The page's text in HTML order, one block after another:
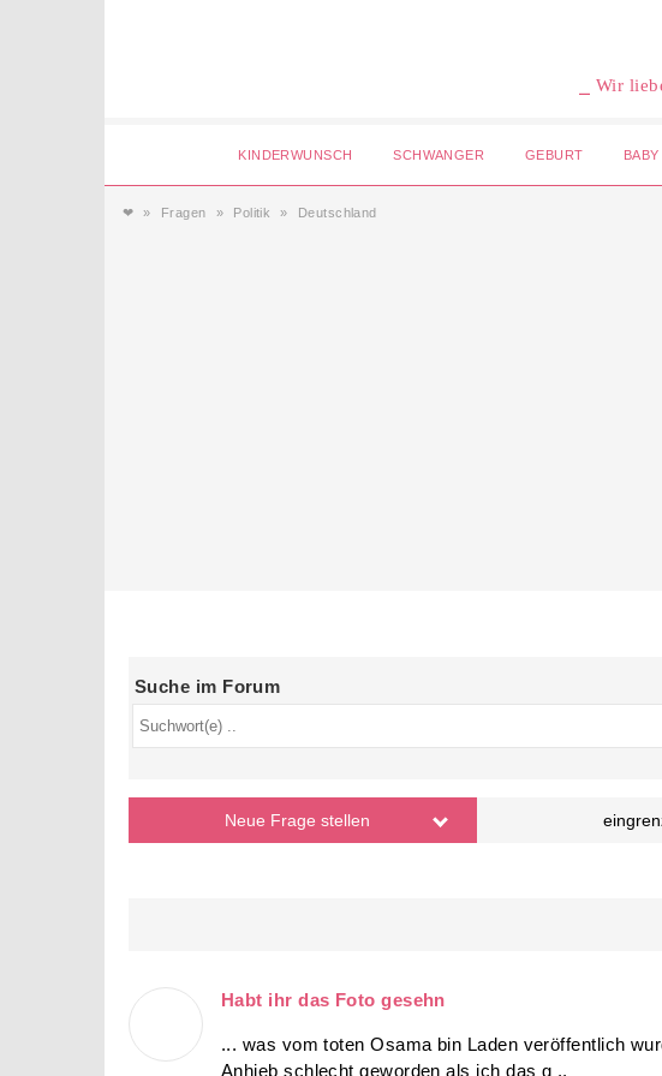
⎯ Wir
KINDERWUNSCH SCHWANGER GEBURT BABY
❤ Fragen Politik Deutschland
Suche im Forum
Neue Frage stellen
Habt ihr das Foto gesehn
... was vom toten Osama bin Laden veröffentlich
Anhieb schlecht geworden als ich das g ..